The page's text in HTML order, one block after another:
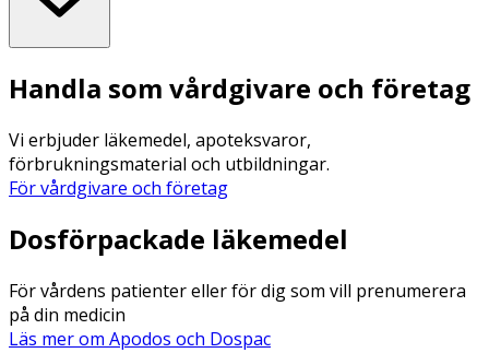
Handla som vårdgivare och företag
Vi erbjuder läkemedel, apoteksvaror,
förbrukningsmaterial och utbildningar.
För vårdgivare och företag
Dosförpackade läkemedel
För vårdens patienter eller för dig som vill prenumerera
på din medicin
Läs mer om Apodos och Dospac